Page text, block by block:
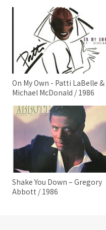
On My Own - Patti LaBelle &
Michael McDonald / 1986
Shake You Down – Gregory
Abbott / 1986